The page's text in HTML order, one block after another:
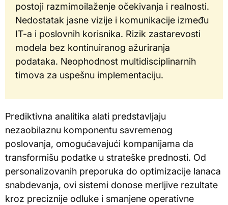
postoji razmimoilaženje očekivanja i realnosti.
Nedostatak jasne vizije i komunikacije između
IT-a i poslovnih korisnika. Rizik zastarevosti
modela bez kontinuiranog ažuriranja
podataka. Neophodnost multidisciplinarnih
timova za uspešnu implementaciju.
Prediktivna analitika alati predstavljaju
nezaobilaznu komponentu savremenog
poslovanja, omogućavajući kompanijama da
transformišu podatke u strateške prednosti. Od
personalizovanih preporuka do optimizacije lanaca
snabdevanja, ovi sistemi donose merljive rezultate
kroz preciznije odluke i smanjene operativne